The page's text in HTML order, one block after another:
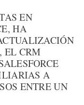
EN
HA
, EL CRM
A
ENTRE UN